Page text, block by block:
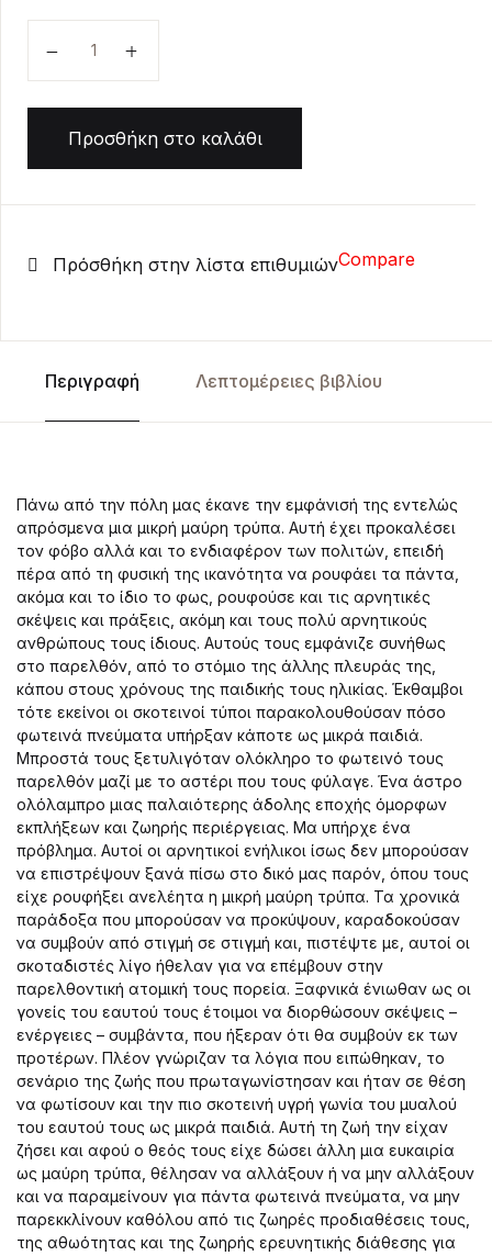
Προσθήκη στο καλάθι
Πρόσθήκη στην λίστα επιθυμιώνCompare
Περιγραφή Λεπτομέρειες βιβλίου
Πάνω από την πόλη μας έκανε την εμφάνισή της εντελώς
απρόσμενα μια μικρή μαύρη τρύπα. Αυτή έχει προκαλέσει
τον φόβο αλλά και το ενδιαφέρον των πολιτών, επειδή
πέρα από τη φυσική της ικανότητα να ρουφάει τα πάντα,
ακόμα και το ίδιο το φως, ρουφούσε και τις αρνητικές
σκέψεις και πράξεις, ακόμη και τους πολύ αρνητικούς
ανθρώπους τους ίδιους. Αυτούς τους εμφάνιζε συνήθως
στο παρελθόν, από το στόμιο της άλλης πλευράς της,
κάπου στους χρόνους της παιδικής τους ηλικίας. Έκθαμβοι
τότε εκείνοι οι σκοτεινοί τύποι παρακολουθούσαν πόσο
φωτεινά πνεύματα υπήρξαν κάποτε ως μικρά παιδιά.
Μπροστά τους ξετυλιγόταν ολόκληρο το φωτεινό τους
παρελθόν μαζί με το αστέρι που τους φύλαγε. Ένα άστρο
ολόλαμπρο μιας παλαιότερης άδολης εποχής όμορφων
εκπλήξεων και ζωηρής περιέργειας. Μα υπήρχε ένα
πρόβλημα. Αυτοί οι αρνητικοί ενήλικοι ίσως δεν μπορούσαν
να επιστρέψουν ξανά πίσω στο δικό μας παρόν, όπου τους
είχε ρουφήξει ανελέητα η μικρή μαύρη τρύπα. Τα χρονικά
παράδοξα που μπορούσαν να προκύψουν, καραδοκούσαν
να συμβούν από στιγμή σε στιγμή και, πιστέψτε με, αυτοί οι
σκοταδιστές λίγο ήθελαν για να επέμβουν στην
παρελθοντική ατομική τους πορεία. Ξαφνικά ένιωθαν ως οι
γονείς του εαυτού τους έτοιμοι να διορθώσουν σκέψεις –
ενέργειες – συμβάντα, που ήξεραν ότι θα συμβούν εκ των
προτέρων. Πλέον γνώριζαν τα λόγια που ειπώθηκαν, το
σενάριο της ζωής που πρωταγωνίστησαν και ήταν σε θέση
να φωτίσουν και την πιο σκοτεινή υγρή γωνία του μυαλού
του εαυτού τους ως μικρά παιδιά. Αυτή τη ζωή την είχαν
ζήσει και αφού ο θεός τους είχε δώσει άλλη μια ευκαιρία
ως μαύρη τρύπα, θέλησαν να αλλάξουν ή να μην αλλάξουν
και να παραμείνουν για πάντα φωτεινά πνεύματα, να μην
παρεκκλίνουν καθόλου από τις ζωηρές προδιαθέσεις τους,
της αθωότητας και της ζωηρής ερευνητικής διάθεσης για